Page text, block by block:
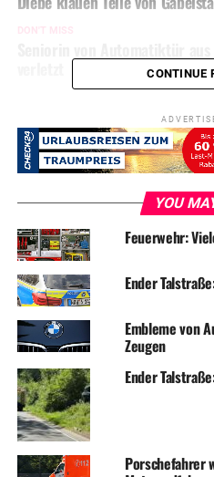
DON'T MISS
CONTINUE
YOU
Feuerwehr:
Ender
Embleme von
Zeugen
Ender
Porschefahrer